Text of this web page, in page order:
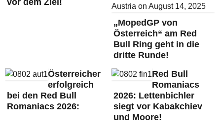
„MopedGP von
Österreich“ am Red
Bull Ring geht in die
dritte Runde!
Österreicher
erfolgreich
bei den Red Bull
Romaniacs 2026:
Red Bull
Romaniacs
2026: Lettenbichler
siegt vor Kabakchiev
und Moore!